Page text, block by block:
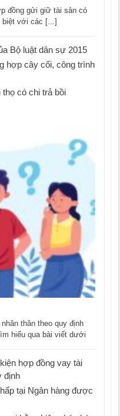
đồng gửi giữ tài sản có
biệt với các [...]
Bộ luật dân sự 2015
hợp cây cối, công trình
có chi trả bồi
thân theo quy định
hiểu qua bài viết dưới
hợp đồng vay tài
định
tại Ngân hàng được